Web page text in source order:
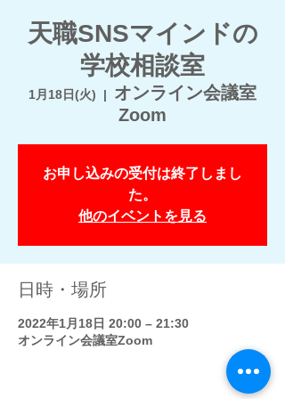
天職SNSマインドの
学校相談室
1月18日(火)
  |
オンライン会議室
Zoom
お申し込みの受付は終了しまし
た。
他のイベントを見る
日時・場所
2022年1月18日 20:00 – 21:30
オンライン会議室Zoom